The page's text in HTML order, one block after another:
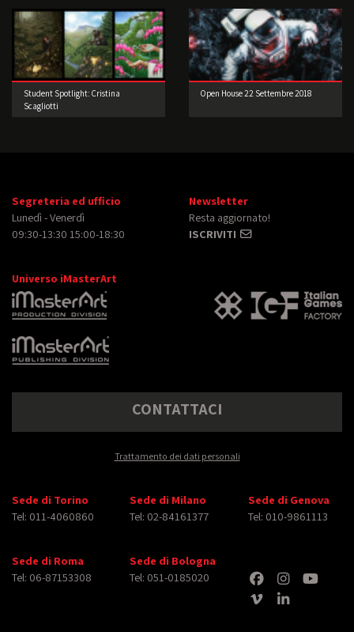
Student Spotlight: Cristina
Scagliotti
Open House 22 Settembre 2018
Segreteria ed ufficio
Lunedì - Venerdì
09:30-13:30 15:00-18:30
Newsletter
Resta aggiornato!
ISCRIVITI
Universo iMasterArt
CONTATTACI
Trattamento dei dati personali
Sede di Torino
Tel: 011-4060860
Sede di Milano
Tel: 02-84161377
Sede di Genova
Tel: 010-9861113
Sede di Roma
Tel: 06-87153308
Sede di Bologna
Tel: 051-0185020